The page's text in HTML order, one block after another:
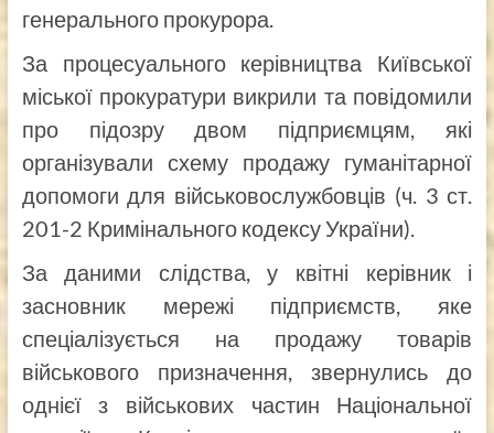
генерального прокурора.
За процесуального керівництва Київської
міської прокуратури викрили та повідомили
про підозру двом підприємцям, які
організували схему продажу гуманітарної
допомоги для військовослужбовців (ч. 3 ст.
201-2 Кримінального кодексу України).
За даними слідства, у квітні керівник і
засновник мережі підприємств, яке
спеціалізується на продажу товарів
військового призначення, звернулись до
однієї з військових частин Національної